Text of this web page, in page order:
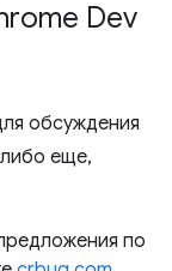
Dev
обсуждения
еще,
по